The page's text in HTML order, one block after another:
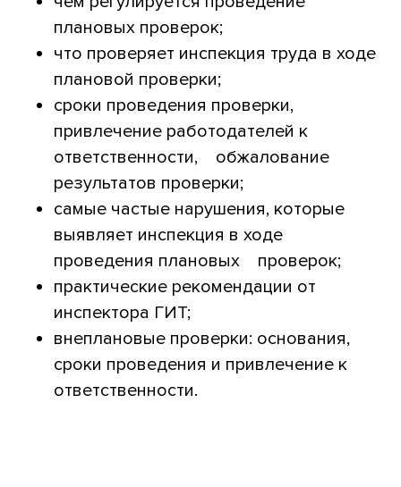
плановых проверок;
что проверяет инспекция труда в ходе
плановой проверки;
сроки проведения проверки,
привлечение работодателей к
ответственности, обжалование
результатов проверки;
самые частые нарушения, которые
выявляет инспекция в ходе
проведения плановых проверок;
практические рекомендации от
инспектора ГИТ;
внеплановые проверки: основания,
сроки проведения и привлечение к
ответственности.